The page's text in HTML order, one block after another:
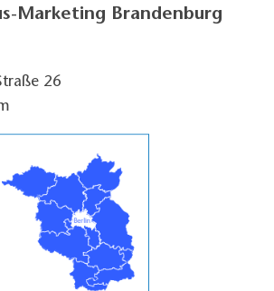
Marketing Brandenburg
26